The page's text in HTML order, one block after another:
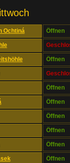
Ochtiná Öffnen
Öffnen
Öffnen
Öffnen
Öffnen
Öffnen
Öffnen
Öffnen